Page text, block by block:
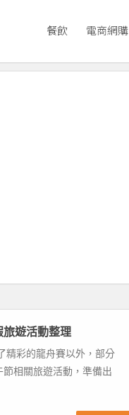
餐飲 電商網購
旅遊活動整理
精彩的龍舟賽以外，部分
相關旅遊活動，準備出